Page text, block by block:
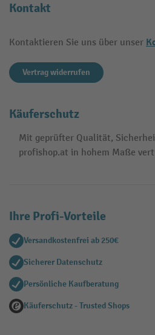
Kontakt
Kontaktieren Sie uns über unser
Vertrag widerrufen
Käuferschutz
Mit geprüfter Qualität,
profishop.at in hohem Maße
Ihre Profi-Vorteile
Versandkostenfrei ab 250€
Sicherer Datenschutz
Persönliche Kaufberatung
Käuferschutz - Trusted Shops